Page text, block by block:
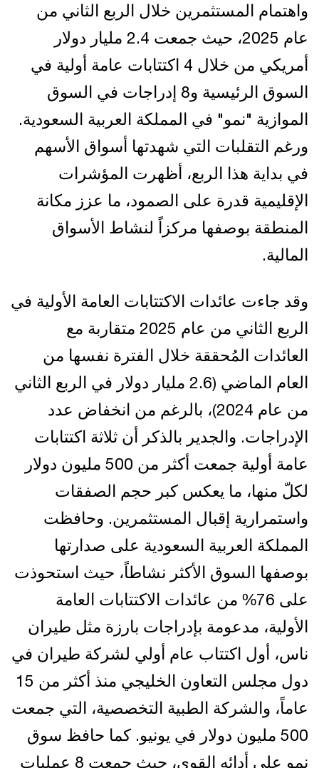
واهتمام المستثمرين خلال الربع الثاني من
عام 2025، حيث جمعت 2.4 مليار دولار
أمريكي من خلال 4 اكتتابات عامة أولية في
السوق الرئيسية و8 إدراجات في السوق
الموازية "نمو" في المملكة العربية السعودية.
ورغم التقلبات التي شهدتها أسواق الأسهم
في بداية هذا الربع، أظهرت المؤشرات
الإقليمية قدرة على الصمود، ما عزز مكانة
المنطقة بوصفها مركزاً لنشاط الأسواق
المالية.
وقد جاءت عائدات الاكتتابات العامة الأولية في
الربع الثاني من عام 2025 متقاربة مع
العائدات المُحققة خلال الفترة نفسها من
العام الماضي (2.6 مليار دولار في الربع الثاني
من عام 2024)، بالرغم من انخفاض عدد
الإدراجات. والجدير بالذكر أن ثلاثة اكتتابات
عامة أولية جمعت أكثر من 500 مليون دولار
لكلّ منها، ما يعكس كبر حجم الصفقات
واستمرارية إقبال المستثمرين. وحافظت
المملكة العربية السعودية على صدارتها
بوصفها السوق الأكثر نشاطاً، حيث استحوذت
على 76% من عائدات الاكتتابات العامة
الأولية، مدعومة بإدراجات بارزة مثل طيران
ناس، أول اكتتاب عام أولي لشركة طيران في
دول مجلس التعاون الخليجي منذ أكثر من 15
عاماً، والشركة الطبية التخصصية، التي جمعت
500 مليون دولار في يونيو. كما حافظ سوق
نمو على أدائه القوي، حيث جمعت 8 عمليات